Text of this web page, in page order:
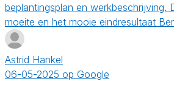
beplantingsplan en werkbeschrijving.
moeite en het mooie eindresultaat
Astrid Hankel
06-05-2025 op Google